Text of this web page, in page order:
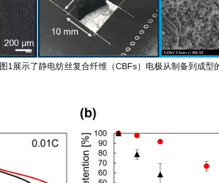
图1展示了静电纺丝复合纤维（CBFs）电极从制备到成型